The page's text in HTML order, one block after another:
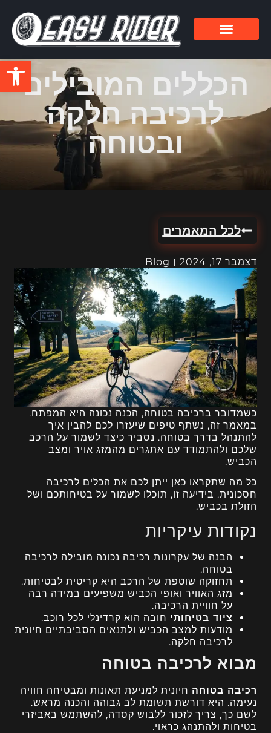
פתחהכללים המובילים
לרכיבה חלקה
ובטוחה
לכל המאמרים
דצמבר 17, 2024 Blog
כשמדובר ברכיבה בטוחה, הכנה נכונה היא המפתח.
במאמר זה, נשתף טיפים שיעזרו לכם להבין איך
להתנהל בדרך בטוחה. נסביר כיצד לשמור על הרכב
שלכם ולהתמודד עם אתגרים מהמזג אויר ומצב
הכביש.
כל מה שתקראו כאן ייתן לכם את הכלים לרכיבה
חסכונית. בידיעה זו, תוכלו לשמור על בטיחותכם ושל
הזולת בכביש.
נקודות עיקריות
הבנה של עקרונות רכיבה נכונה מובילה לרכיבה
בטוחה.
תחזוקה שוטפת של הרכב היא קריטית לבטיחות.
מזג האוויר ואופי הכביש משפיעים במידה רבה
על חוויית הרכיבה.
ציוד בטיחותי חובה הוא קרדינלי לכל רוכב.
מודעות למצב הכביש ולתנאים הסביבתיים חיונית
לרכיבה חלקה.
מבוא לרכיבה בטוחה
רכיבה בטוחה חיונית למניעת תאונות ומבטיחה חוויה
נעימה. היא דורשת תשומת לב גבוהה והכנה מראש.
לשם כך, צריך לזכור ללבוש קסדה, להשתמש באביזרי
בטיחות ולהתנהג כראוי.